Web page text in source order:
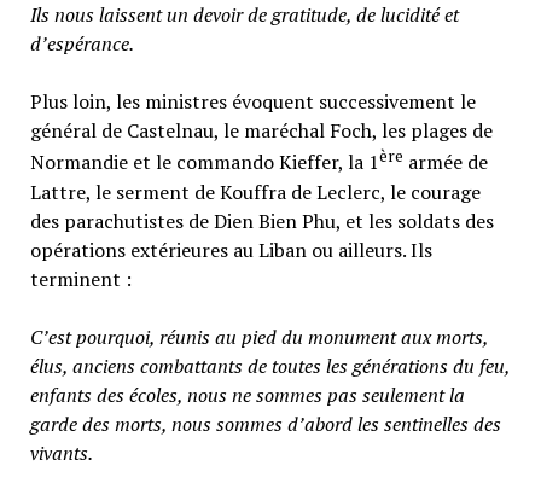
Ils nous laissent un devoir de gratitude, de lucidité et
d’espérance.
Plus loin, les ministres évoquent successivement le
général de Castelnau, le maréchal Foch, les plages de
Normandie et le commando Kieffer, la 1ère armée de
Lattre, le serment de Kouffra de Leclerc, le courage
des parachutistes de Dien Bien Phu, et les soldats des
opérations extérieures au Liban ou ailleurs. Ils
terminent :
C’est pourquoi, réunis au pied du monument aux morts,
élus, anciens combattants de toutes les générations du feu,
enfants des écoles, nous ne sommes pas seulement la
garde des morts, nous sommes d’abord les sentinelles des
vivants.